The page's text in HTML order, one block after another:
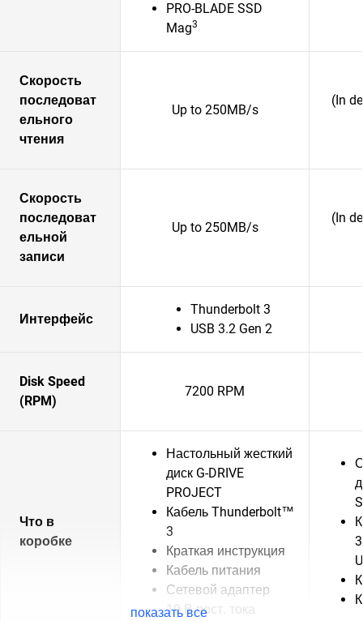
PRO-BLADE SSD
Mag3
Скорость
последоват
ельного
чтения
Up to 250MB/s
(In
Скорость
последоват
ельной
записи
Up to 250MB/s
(In
Интерфейс
Thunderbolt 3
USB 3.2 Gen 2
Disk Speed
(RPM)
7200 RPM
Что в
коробке
Настольный жесткий
диск G-DRIVE
PROJECT
Кабель Thunderbolt™
3
Краткая инструкция
Кабель питания
Сетевой адаптер
19 В пост. тока
показать все